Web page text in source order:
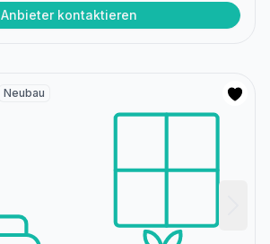
Anbieter kontaktieren
Neubau